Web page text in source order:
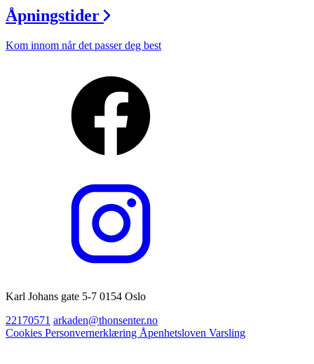
Åpningstider
Kom innom når det passer deg best
Karl Johans gate 5-7 0154 Oslo
22170571 arkaden@thonsenter.no
Cookies Personvernerklæring Åpenhetsloven Varsling